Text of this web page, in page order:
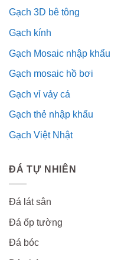
Gạch 3D bê tông
Gạch kính
Gạch Mosaic nhập khẩu
Gạch mosaic hồ bơi
Gạch vỉ vảy cá
Gạch thẻ nhập khẩu
Gạch Việt Nhật
ĐÁ TỰ NHIÊN
Đá lát sân
Đá ốp tường
Đá bóc